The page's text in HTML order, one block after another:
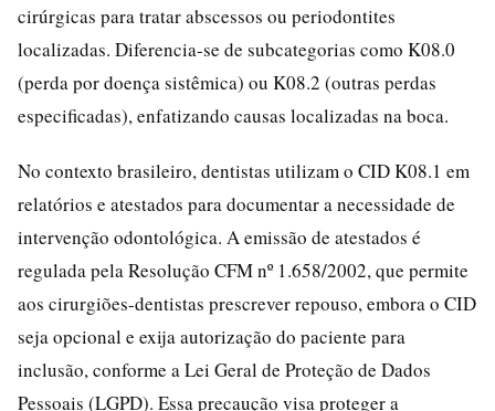
cirúrgicas para tratar abscessos ou periodontites
localizadas. Diferencia-se de subcategorias como K08.0
(perda por doença sistêmica) ou K08.2 (outras perdas
especificadas), enfatizando causas localizadas na boca.
No contexto brasileiro, dentistas utilizam o CID K08.1 em
relatórios e atestados para documentar a necessidade de
intervenção odontológica. A emissão de atestados é
regulada pela Resolução CFM nº 1.658/2002, que permite
aos cirurgiões-dentistas prescrever repouso, embora o CID
seja opcional e exija autorização do paciente para
inclusão, conforme a Lei Geral de Proteção de Dados
Pessoais (LGPD). Essa precaução visa proteger a